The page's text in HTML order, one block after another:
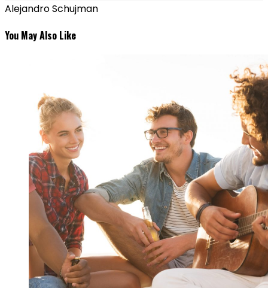
Alejandro Schujman
You May Also Like